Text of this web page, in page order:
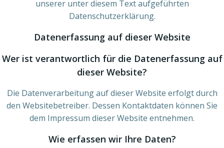
unserer unter diesem Text aufgeführten
Datenschutzerklärung.
Datenerfassung auf dieser Website
Wer ist verantwortlich für die Datenerfassung auf
dieser Website?
Die Datenverarbeitung auf dieser Website erfolgt durch
den Websitebetreiber. Dessen Kontaktdaten können Sie
dem Impressum dieser Website entnehmen.
Wie erfassen wir Ihre Daten?